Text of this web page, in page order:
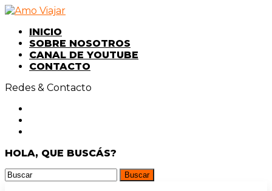
INICIO
SOBRE NOSOTROS
CANAL DE YOUTUBE
CONTACTO
Redes & Contacto
HOLA, QUE BUSCÁS?